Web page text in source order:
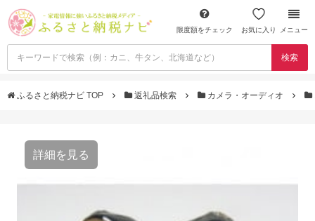
限度額をチェック お気に入り メニュー
検索
ふるさと納税ナビ TOP 返礼品検索 カメラ・オーディオ
詳細を見る